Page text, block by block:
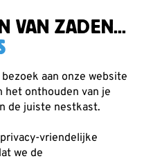
VAN ZADEN...
aan onze website
het onthouden van je
de juiste nestkast.
vriendelijke
we de